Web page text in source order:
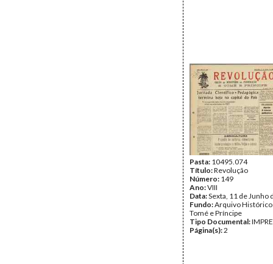
Pasta: 10495.074
Título:Revolução
Número: 149
Ano:VIII
Data:Sexta, 11 de Junho
Fundo:Arquivo Histórico
Tomé e Príncipe
Tipo Documental:
Página(s):2